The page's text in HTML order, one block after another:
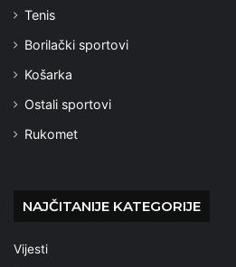
Tenis
Borilački sportovi
Košarka
Ostali sportovi
Rukomet
NAJČITANIJE KATEGORIJE
Vijesti